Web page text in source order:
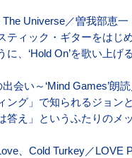
Universe／曽我部恵一
ティック・ギターをはじ
、‘Hold On’を歌い上げ
会い～‘Mind Games’朗
ング」で知られるジョン
答え」というふたりのメ
、Cold Turkey／LOVE